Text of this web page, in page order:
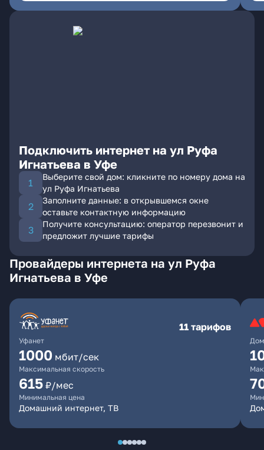
Подключить интернет на ул Руфа
Игнатьева в Уфе
Выберите свой дом: кликните по номеру дома на
ул Руфа Игнатьева
Заполните данные: в открывшемся окне
оставьте контактную информацию
Получите консультацию: оператор перезвонит и
предложит лучшие тарифы
Провайдеры интернета на ул Руфа
Игнатьева в Уфе
Уфанет
11 тарифов
1000 мбит/сек
Максимальная скорость
615 ₽/мес
Минимальная цена
Домашний интернет, ТВ